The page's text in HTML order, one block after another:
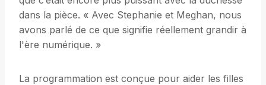
dans la pièce. « Avec Stephanie et Meghan, nous
avons parlé de ce que signifie réellement grandir à
l'ère numérique. »
La programmation est conçue pour aider les filles